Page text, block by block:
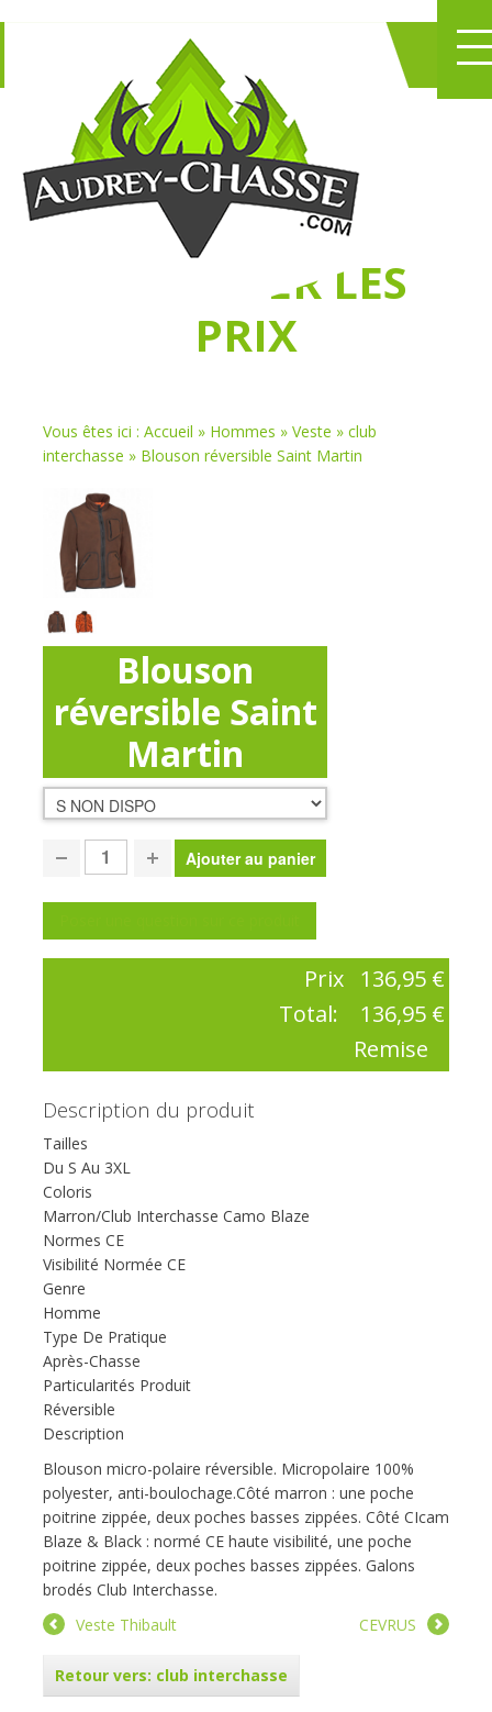
NE PERDEZ PLUS
DE TEMPS
CHASSER LES
PRIX
Vous êtes ici : Accueil » Hommes » Veste » club
interchasse » Blouson réversible Saint Martin
Blouson
réversible Saint
Martin
Prix 136,95 €
Total:
136,95 €
Remise
Description du produit
Tailles
Du S Au 3XL
Coloris
Marron/Club Interchasse Camo Blaze
Normes CE
Visibilité Normée CE
Genre
Homme
Type De Pratique
Après-Chasse
Particularités Produit
Réversible
Description
Blouson micro-polaire réversible. Micropolaire 100%
polyester, anti-boulochage.Côté marron : une poche
poitrine zippée, deux poches basses zippées. Côté CIcam
Blaze & Black : normé CE haute visibilité, une poche
poitrine zippée, deux poches basses zippées. Galons
brodés Club Interchasse.
CEVRUS
Veste Thibault
Retour vers: club interchasse